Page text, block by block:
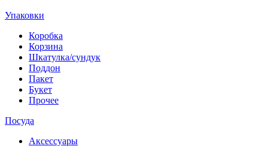
Упаковки
Коробка
Корзина
Шкатулка/сундук
Поддон
Пакет
Букет
Прочее
Посуда
Аксессуары